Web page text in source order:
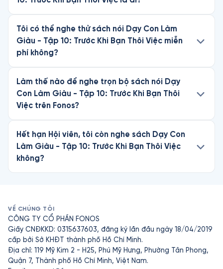
Tôi có thể nghe thử sách nói Dạy Con Làm
Giàu - Tập 10: Trước Khi Bạn Thôi Việc miễn
phí không?
Làm thế nào để nghe trọn bộ sách nói Dạy
Con Làm Giàu - Tập 10: Trước Khi Bạn Thôi
Việc trên Fonos?
Hết hạn Hội viên, tôi còn nghe sách Dạy Con
Làm Giàu - Tập 10: Trước Khi Bạn Thôi Việc
không?
VỀ CHÚNG TÔI
CÔNG TY CỔ PHẦN FONOS
Giấy CNĐKKD: 0315637603, đăng ký lần đầu ngày 18/04/2019
cấp bởi Sở KHĐT thành phố Hồ Chí Minh.
Địa chỉ: 119 Mỹ Kim 2 - H25, Phú Mỹ Hưng, Phường Tân Phong,
Quận 7, Thành phố Hồ Chí Minh, Việt Nam.